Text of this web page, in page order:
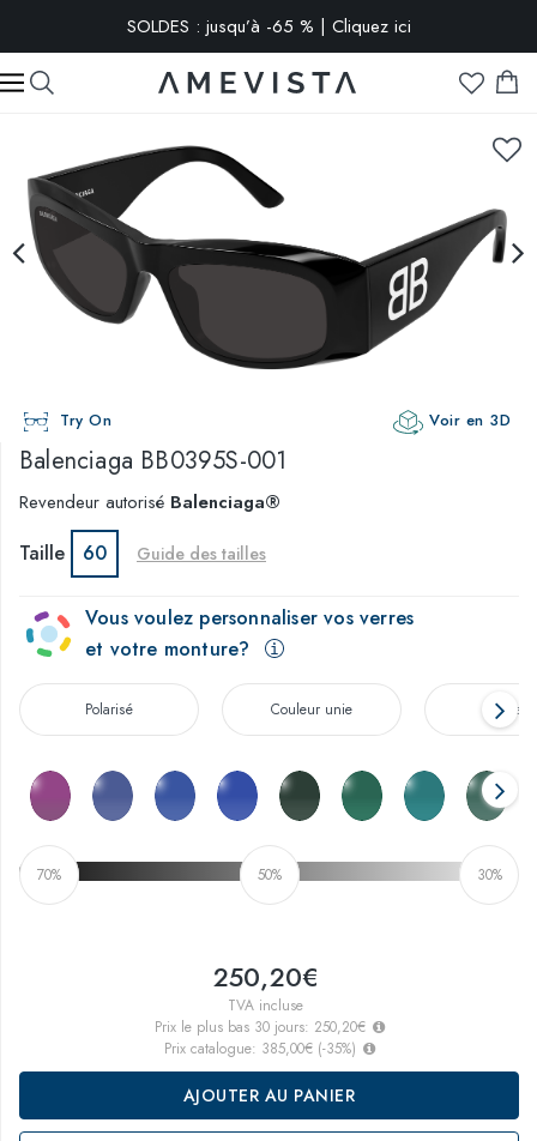
-10% extra sur toutes les lunettes avec verres correcteurs | Code
: VISION10
Try On Voir en 3D
Balenciaga BB0395S-001
Revendeur autorisé Balenciaga®
Taille 60 Guide des tailles
Vous voulez personnaliser vos verres
et votre monture?
Polarisé Couleur unie
70% 50% 30%
250,20€
TVA incluse
Prix le plus bas 30 jours: 250,20€
Prix catalogue: 385,00€(-35%)
AJOUTER AU PANIER